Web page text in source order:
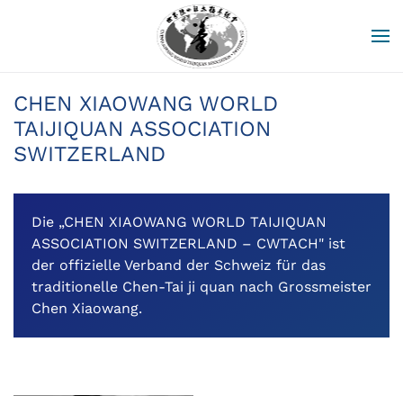
Zum Hauptinhalt springen
CHEN XIAOWANG WORLD
TAIJIQUAN ASSOCIATION
SWITZERLAND
Die „CHEN XIAOWANG WORLD TAIJIQUAN
ASSOCIATION SWITZERLAND – CWTACH" ist
der offizielle Verband der Schweiz für das
traditionelle Chen-Tai ji quan nach Grossmeister
Chen Xiaowang.